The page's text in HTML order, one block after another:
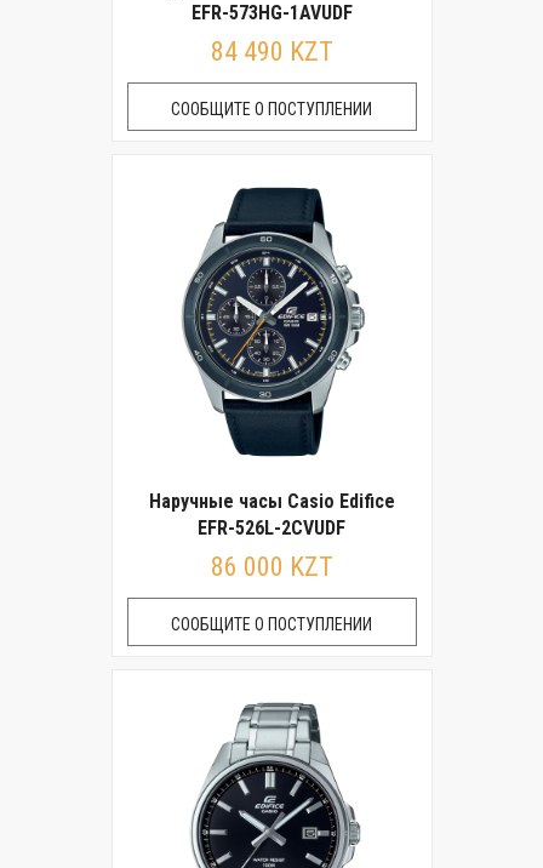
EFR-573HG-1AVUDF
84 490 KZT
СООБЩИТЕ О ПОСТУПЛЕНИИ
Наручные часы Casio Edifice
EFR-526L-2CVUDF
86 000 KZT
СООБЩИТЕ О ПОСТУПЛЕНИИ